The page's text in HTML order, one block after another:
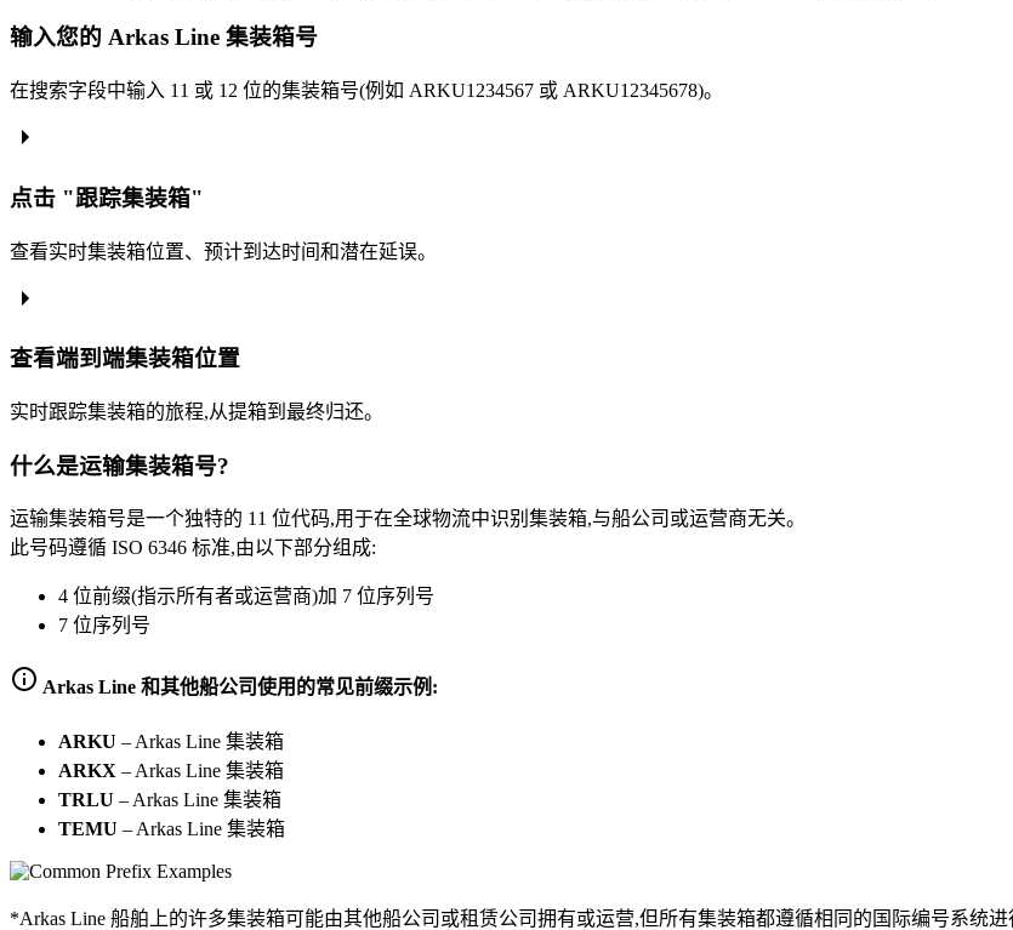
输入您的 Arkas Line 集装箱号
在搜索字段中输入 11 或 12 位的集装箱号(例如 ARKU1234567 或 ARKU12345678)。
点击 "跟踪集装箱"
查看实时集装箱位置、预计到达时间和潜在延误。
查看端到端集装箱位置
实时跟踪集装箱的旅程,从提箱到最终归还。
什么是运输集装箱号?
运输集装箱号是一个独特的 11 位代码,用于在全球物流中识别集装箱,与船公司或运营商无关。
此号码遵循 ISO 6346 标准,由以下部分组成:
4 位前缀(指示所有者或运营商)加 7 位序列号
7 位序列号
Arkas Line 和其他船公司使用的常见前缀示例:
ARKU – Arkas Line 集装箱
ARKX – Arkas Line 集装箱
TRLU – Arkas Line 集装箱
TEMU – Arkas Line 集装箱
*Arkas Line 船舶上的许多集装箱可能由其他船公司或租赁公司拥有或运营,但所有集装箱都遵循相同的国际编号系统进